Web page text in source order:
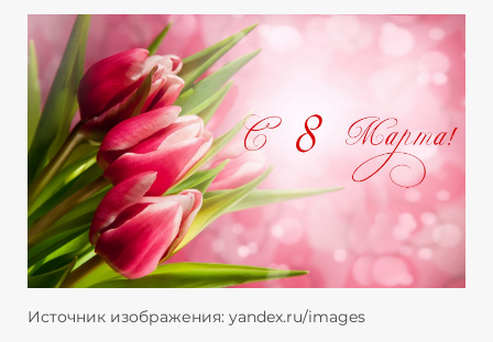
Источник изображения: yandex.ru/images